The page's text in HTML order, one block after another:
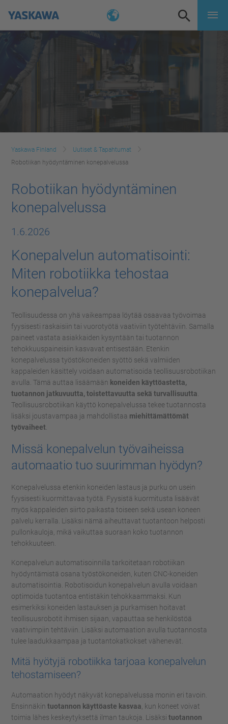
Yaskawa Finland
Uutiset & Tapahtumat
Robotiikan hyödyntäminen konepalvelussa
Robotiikan hyödyntäminen
konepalvelussa
1.6.2026
Konepalvelun automatisointi:
Miten robotiikka tehostaa
konepalvelua?
Teollisuudessa on yhä vaikeampaa löytää osaavaa työvoimaa
fyysisesti raskaisiin tai vuorotyötä vaativiin työtehtäviin. Samalla
paineet vastata asiakkaiden kysyntään tai tuotannon
tehokkuuspaineisiin kasvavat entisestään. Etenkin
konepalvelussa työstökoneiden syöttö sekä valmiiden
kappaleiden käsittely voidaan automatisoida teollisuusrobotiikan
avulla. Tämä auttaa lisäämään koneiden käyttöastetta,
tuotannon jatkuvuutta, toistettavuutta sekä turvallisuutta
Teollisuusrobotiikan käyttö konepalvelussa tekee tuotannosta
lisäksi joustavampaa ja mahdollistaa miehittämättömät
työvaiheet
Missä konepalvelun työvaiheissa
automaatio tuo suurimman hyödyn?
Konepalvelussa etenkin koneiden lastaus ja purku on usein
fyysisesti kuormittavaa työtä. Fyysistä kuormitusta lisäävät
myös kappaleiden siirto paikasta toiseen sekä usean koneen
palvelu kerralla. Lisäksi nämä aiheuttavat tuotantoon helposti
pullonkauloja, mikä vaikuttaa suoraan koko tuotannon
tehokkuuteen.
Konepalvelun automatisoinnilla tarkoitetaan robotiikan
hyödyntämistä osana työstökoneiden, kuten CNC-koneiden
automatisointia. Robotisoidun konepalvelun avulla voidaan
optimoida tuotantoa entistäkin tehokkaammaksi. Kun
esimerkiksi koneiden lastauksen ja purkamisen hoitavat
teollisuusrobotit ihmisen sijaan, vapauttaa se henkilöstöä
vaativimpiin tehtäviin. Lisäksi automaation avulla tuotannosta
tulee laadukkaampaa ja tuotantokatkokset vähenevät.
Mitä hyötyjä robotiikka tarjoaa konepalvelun
tehostamiseen?
Automaation hyödyt näkyvät konepalvelussa monin eri tavoin.
Ensinnäkin tuotannon käyttöaste kasvaa , kun koneet voivat
toimia lähes keskeytyksettä ilman taukoja. Lisäksi tuotannon